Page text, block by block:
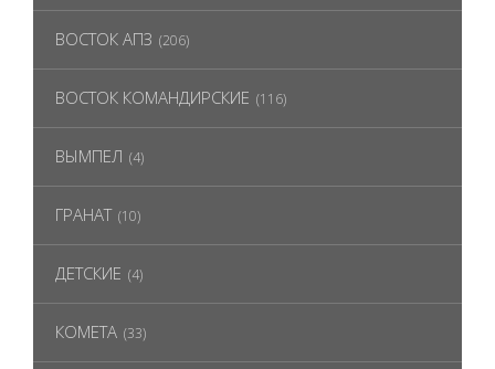
ВОСТОК АПЗ (206)
ВОСТОК КОМАНДИРСКИЕ (116)
ВЫМПЕЛ (4)
ГРАНАТ (10)
ДЕТСКИЕ (4)
КОМЕТА (33)